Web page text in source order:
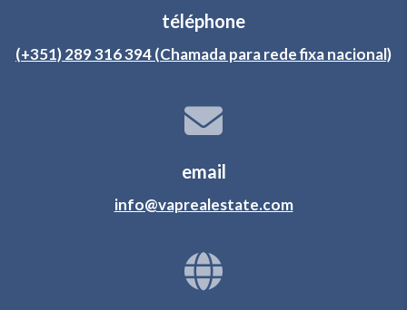
téléphone
(+351) 289 316 394 (Chamada para rede fixa nacional)
email
info@vaprealestate.com